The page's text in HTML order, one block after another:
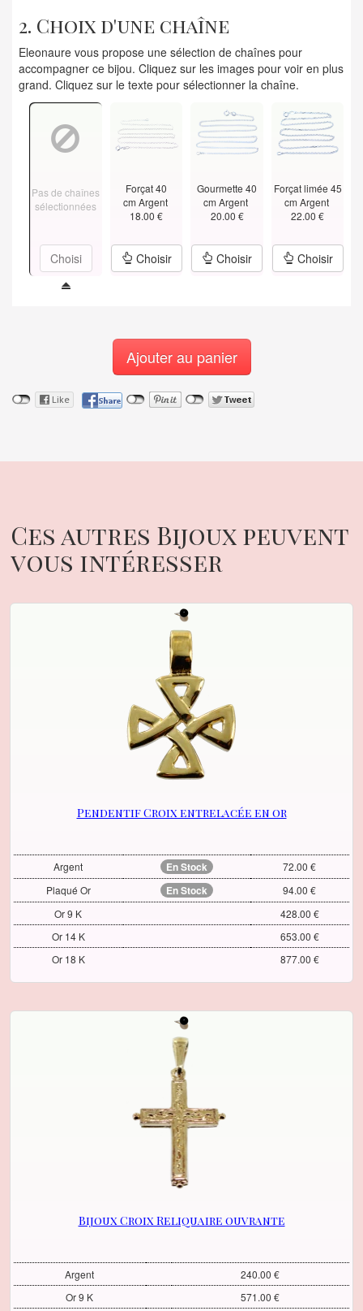
2. Choix d'une chaîne
Eleonaure vous propose une sélection de chaînes pour
accompagner ce bijou. Cliquez sur les images pour voir en plus
grand. Cliquez sur le texte pour sélectionner la chaîne.
Pas de chaînes
sélectionnées
Choisi
Forçat 40
cm Argent
18.00 €
Choisir
Gourmette 40
cm Argent
20.00 €
Choisir
Forçat limée 45
cm Argent
22.00 €
Choisir
Ajouter au panier
Ces autres Bijoux peuvent
vous intéresser
Pendentif Croix entrelacée en or
Argent En Stock
72.00 €
Plaqué Or
En Stock
94.00 €
Or 9 K
428.00 €
Or 14 K
653.00 €
Or 18 K
877.00 €
Bijoux Croix Reliquaire ouvrante
Argent
240.00 €
Or 9 K
571.00 €